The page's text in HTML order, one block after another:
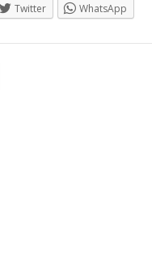
Twitter WhatsApp